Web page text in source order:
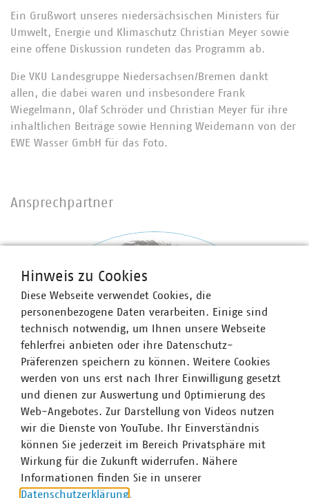
Ein Grußwort unseres niedersächsischen Ministers für
Umwelt, Energie und Klimaschutz Christian Meyer sowie
eine offene Diskussion rundeten das Programm ab.
Die VKU Landesgruppe Niedersachsen/Bremen dankt
allen, die dabei waren und insbesondere Frank
Wiegelmann, Olaf Schröder und Christian Meyer für ihre
inhaltlichen Beiträge sowie Henning Weidemann von der
EWE Wasser GmbH für das Foto.
Ansprechpartner
Hinweis zu Cookies
Diese Webseite verwendet Cookies, die
personenbezogene Daten verarbeiten. Einige sind
technisch notwendig, um Ihnen unsere Webseite
fehlerfrei anbieten oder ihre Datenschutz-
Präferenzen speichern zu können. Weitere Cookies
werden von uns erst nach Ihrer Einwilligung gesetzt
und dienen zur Auswertung und Optimierung des
Web-Angebotes. Zur Darstellung von Videos nutzen
wir die Dienste von YouTube. Ihr Einverständnis
können Sie jederzeit im Bereich Privatsphäre mit
Wirkung für die Zukunft widerrufen. Nähere
Informationen finden Sie in unserer
Datenschutzerklärung.